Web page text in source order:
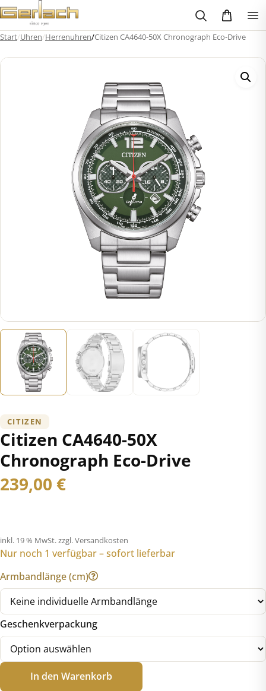
Zum
Inhalt
springen
Start/Uhren/Herrenuhren/Citizen CA4640-50X Chronograph Eco-Drive
CITIZEN
Citizen CA4640-50X
Chronograph Eco-Drive
239,00 €
inkl. 19 % MwSt.zzgl. Versandkosten
Nur noch 1 verfügbar – sofort lieferbar
Armbandlänge (cm)
Geschenkverpackung
Citizen
CA4640-
In den Warenkorb